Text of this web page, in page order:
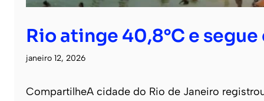
Rio atinge 40,8°C e
janeiro 12, 2026
CompartilheA cidade do Rio de Janeiro